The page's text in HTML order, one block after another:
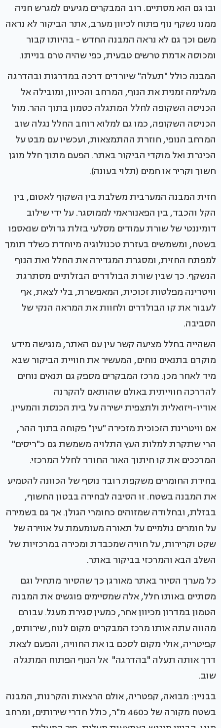
ובו גם הוא מסתיים. רוב המבקרים מגיעים למגרש חניה
ממנו נשקף נוף פתוח לכיוון מערב, אתר הביקור לא נראה
משם וכך גם לא נראה המבנה החדש - בהיותו קבור
ומכוסה אדמת טרשים טבעית, כפי שהיה טרם בנייתו.
המבנה כולל "תעלה" שיורדים דרכה במדרגות ובהדרגה
מעלימה זמנית את הנוף, המרחב והכיוון, ומובילה אל
הכניסה השקופה לחלל המתגלה כטמון בתוך ההר. מול
הכניסה השקופה, כמו גם למלוא רוחב החלל נגלה שוב
המרחב הנופי, חוזרת ההתמצאות, ועכשיו עם מבט על
הכינרת ואל מוקדי הביקור באתר. הפעם מתוך חלל מוגן
חשוך וקריר או חמים (תלוי בעונה).
חזית המבנה המערבית משלבת בין השקוף לאטום, בין
הקל והכבד, בין הפאנוראמי לממוסגר. על ידי שילוב
דומיננטי של שורת עמודים מסלעי בזלת גדולים שנאספו
בשטח, ומשמשים בעזרת טכנולוגיה מיוחדת כשלד תומך
למפתח החזית, ומסגרת המגדירה את החלל ואת הנוף
הנשקף. כך שבין שורת הבולדרים הבזלתיים מסתרגת
וויטרינה מפלטות זכוכית, המאפשרת, בלי לצאת, אף
לעבור את קו הבולדרים ולחוות את המראה הנקי של
הסביבה.
השהייה בחלל מציעה קשר עין עם האתר, מנגישה מידע
מוקדם בתנאים נוחים, המעשיר את חוויית הביקור שבא
מיד לאחר מכן. מרכז המבקרים מספק גם תנאים נוחים
להדרכה חווייתית באולם שהותאם להקרנה
אודיו-ויזואלית ולתצפית ישירה על בית הכנסת והמעיין.
אם וויטרינת הזכוכית מזכירה "עין" פקוחה בתוך ההר,
הרי שתקרת למלות העץ התלויה משמשת גם כ"ריסים"
המרככים את קו חיתוך האור החודר לחלל המרכזי.
בחירת החומרים משקפת רובד נוסף של הכוונה להטמיע
את המבנה בשטח. זו הסיבה לבחירה בבטון החשוף,
בבזלת, ובחלודה שמזוהים כחומרי הגולן. אך גם בשמירה
על חומרים גולמיים על תאורה מעומעמת על אווירה של
שקט וקרירות, על חוויה שמכבדת ומכירה במרכזיות של
השלב הבא והמרכזי בביקור באתר.
כל מערך הסיור באתר מאורגן כך שהסיור מתחיל וגם
מסתיים באותו חלל, אלה שמסיימים פוגשים את המבנה
הטמון במדרון מכיוון אחר, כמעין סגירת מעגל. עבורם
מהווה עתה אותו מרכז המבקרים מקום לנוח, שירותים,
קפיטריה, אולי מקום לסכם בו את החוויה, והפעם לצאת
דרך אותה תעלה "בהדרגה" אל הנוף הפתוח המתגלה
שוב.
בבניין: מבואה, קפטריה, אולם הרצאות והקרנות, המבנה
בשטח מקורה של כ460 מ"ר, כולל חדרי שירותים, ומרחב